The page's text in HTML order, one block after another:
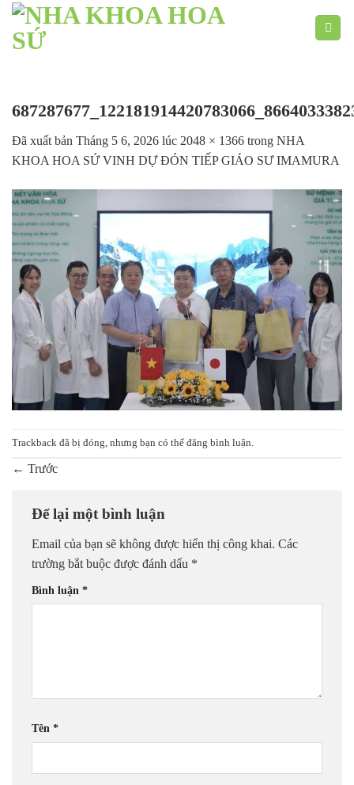
Chuyển
nội
Đã xuất bản Tháng 5 6, 2026 lúc 2048 × 1366 trong NHA
KHOA HOA SỨ VINH DỰ ĐÓN TIẾP GIÁO SƯ IMAMURA
Trackback đã bị đóng, nhưng bạn có thể đăng bình luận.
← Trước
Để lại một bình luận
Email của bạn sẽ không được hiển thị công khai. Các
trường bắt buộc được đánh dấu *
Bình luận *
Tên *